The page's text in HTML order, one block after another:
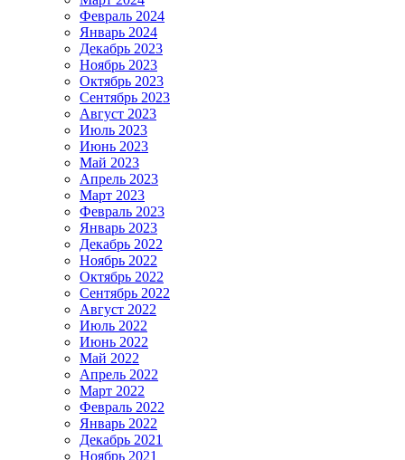
Февраль 2024
Январь 2024
Декабрь 2023
Ноябрь 2023
Октябрь 2023
Сентябрь 2023
Август 2023
Июль 2023
Июнь 2023
Май 2023
Апрель 2023
Март 2023
Февраль 2023
Январь 2023
Декабрь 2022
Ноябрь 2022
Октябрь 2022
Сентябрь 2022
Август 2022
Июль 2022
Июнь 2022
Май 2022
Апрель 2022
Март 2022
Февраль 2022
Январь 2022
Декабрь 2021
Ноябрь 2021